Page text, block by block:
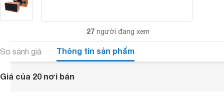
27 người đang xem
So sánh giá Thông tin sản phẩm
Giá của 20 nơi bán